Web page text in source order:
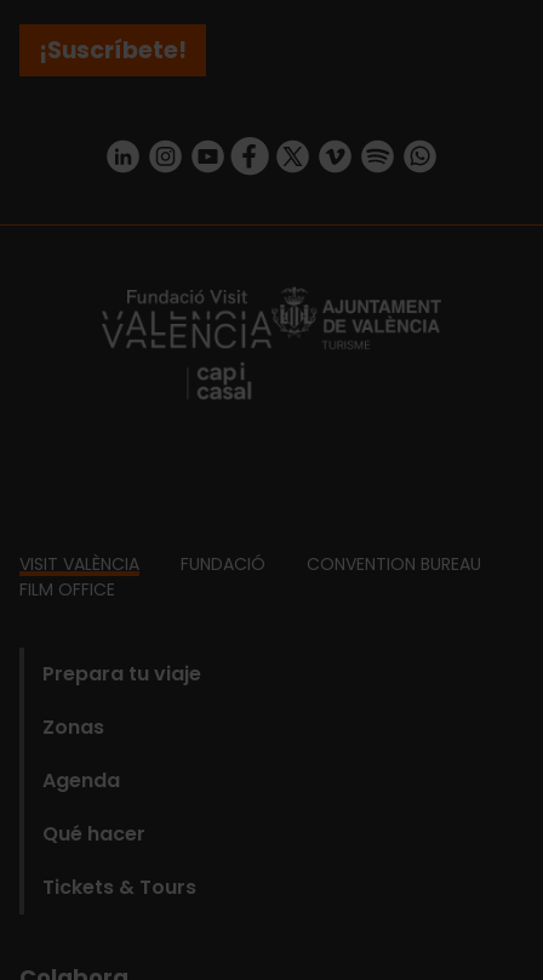
¡Suscríbete!
https://www.linkedin.com/company/turismo-valencia/mycompany/
https://www.instagram.com/visit_valencia/
https://www.youtube.com/user/
https://www.facebook.com/
https://twitter.com/
https://vimeo.com/
https://https://api.whatsapp.com/
https://fundacion.visitvalencia.com/
Footer
VISIT VALÈNCIA FUNDACIÓ
CONVENTION BUREAU
FILM OFFICE
Prepara tu viaje
Zonas
Agenda
Qué hacer
Tickets & Tours